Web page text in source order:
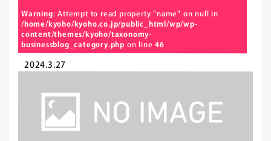
Warning: Attempt to read property "name" on null in
/home/kyoho/kyoho.co.jp/public_html/wp/wp-
content/themes/kyoho/taxonomy-
businessblog_category.php on line46
2024.3.27